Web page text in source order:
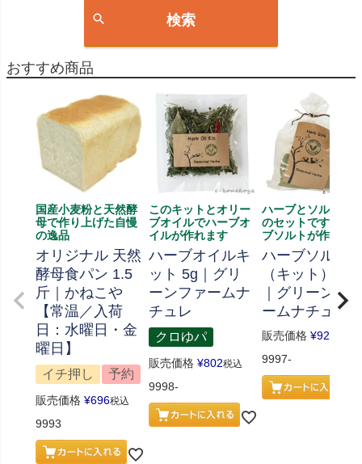
検索
おすすめ商品
国産小麦粉と天然酵
母で作り上げた自慢
の逸品
オリジナル 天然
酵母食パン 1.5
斤｜かねこや
【常温／入荷
日：水曜日・金
曜日】
イチ押し 予約
販売価格 ¥696税込
9993
このキットとオリー
ブオイルでハーブオ
イルが作れます
ハーブオイルキ
ット 5g｜グリ
ーンファームナ
チュレ
クロゆパ
販売価格 ¥802税込
9998-
ハーブとソルト、
のセットです、ハ
ブソルトが作れま
ハーブソルト
（キット） 70g
｜グリーンフ
ームナチュレ
販売価格 ¥926
9997-